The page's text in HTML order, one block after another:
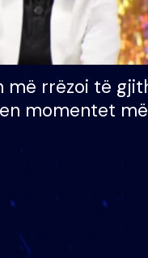
më rrëzoi të
momentet
kur…